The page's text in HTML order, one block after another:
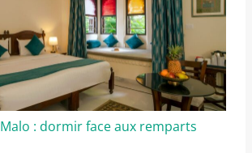
: dormir face aux remparts